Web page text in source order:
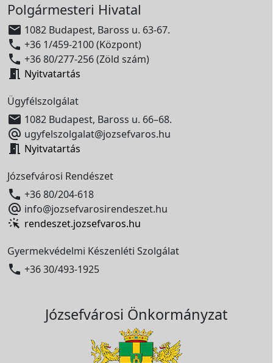
Polgármesteri Hivatal
 1082 Budapest, Baross u. 63-67.
 +36 1/459-2100 (Központ)
 +36 80/277-256 (Zöld szám)
 Nyitvatartás
Ügyfélszolgálat
 1082 Budapest, Baross u. 66–68.
 ugyfelszolgalat@jozsefvaros.hu
 Nyitvatartás
Józsefvárosi Rendészet
 +36 80/204-618
 info@jozsefvarosirendeszet.hu
rendeszet.jozsefvaros.hu
Gyermekvédelmi Készenléti Szolgálat
 +36 30/493-1925
Józsefvárosi Önkormányzat